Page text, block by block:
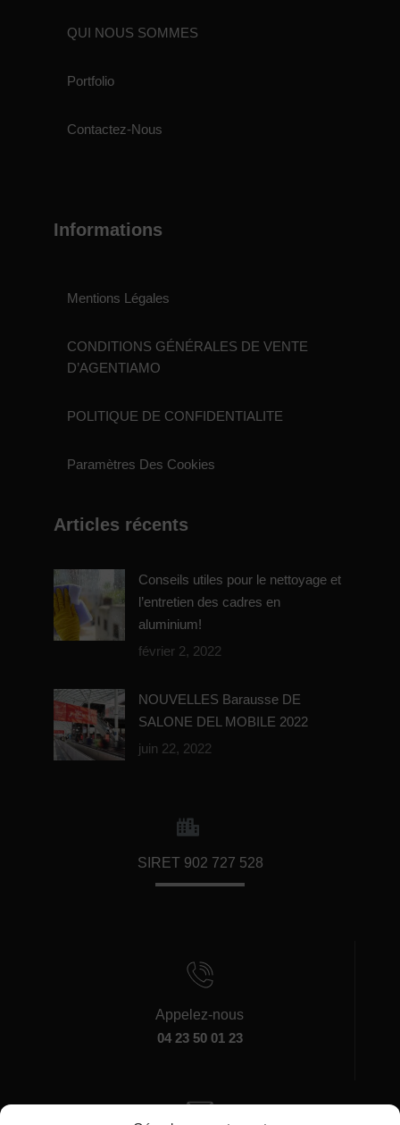
QUI NOUS SOMMES
Portfolio
Contactez-Nous
Informations
Mentions Légales
CONDITIONS GÉNÉRALES DE VENTE
D’AGENTIAMO
POLITIQUE DE CONFIDENTIALITE
Paramètres Des Cookies
Articles récents
Conseils utiles pour le nettoyage et
l’entretien des cadres en
aluminium!
février 2, 2022
NOUVELLES Barausse DE
SALONE DEL MOBILE 2022
juin 22, 2022
SIRET 902 727 528
Appelez-nous
04 23 50 01 23